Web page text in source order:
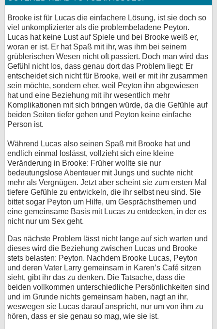
Brooke ist für Lucas die einfachere Lösung, ist sie doch so
viel unkomplizierter als die problembeladene Peyton.
Lucas hat keine Lust auf Spiele und bei Brooke weiß er,
woran er ist. Er hat Spaß mit ihr, was ihm bei seinem
grüblerischen Wesen nicht oft passiert. Doch man wird das
Gefühl nicht los, dass genau dort das Problem liegt: Er
entscheidet sich nicht für Brooke, weil er mit ihr zusammen
sein möchte, sondern eher, weil Peyton ihn abgewiesen
hat und eine Beziehung mit ihr wesentlich mehr
Komplikationen mit sich bringen würde, da die Gefühle auf
beiden Seiten tiefer gehen und Peyton keine einfache
Person ist.
Während Lucas also seinen Spaß mit Brooke hat und
endlich einmal loslässt, vollzieht sich eine kleine
Veränderung in Brooke: Früher wollte sie nur
bedeutungslose Abenteuer mit Jungs und suchte nicht
mehr als Vergnügen. Jetzt aber scheint sie zum ersten Mal
tiefere Gefühle zu entwickeln, die ihr selbst neu sind. Sie
bittet sogar Peyton um Hilfe, um Gesprächsthemen und
eine gemeinsame Basis mit Lucas zu entdecken, in der es
nicht nur um Sex geht.
Das nächste Problem lässt nicht lange auf sich warten und
dieses wird die Beziehung zwischen Lucas und Brooke
stets belasten: Peyton. Nachdem Brooke Lucas, Peyton
und deren Vater Larry gemeinsam in Karen’s Café sitzen
sieht, gibt ihr das zu denken. Die Tatsache, dass die
beiden vollkommen unterschiedliche Persönlichkeiten sind
und im Grunde nichts gemeinsam haben, nagt an ihr,
weswegen sie Lucas darauf anspricht, nur um von ihm zu
hören, dass er sie genau so mag, wie sie ist.